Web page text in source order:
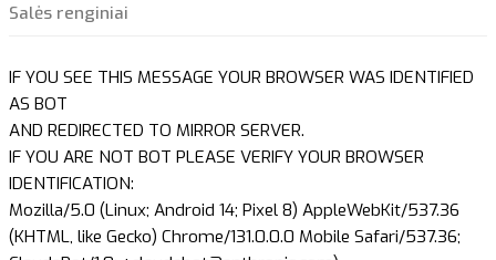
Salės renginiai
IF YOU SEE THIS MESSAGE YOUR BROWSER WAS IDENTIFIED
AS BOT
AND REDIRECTED TO MIRROR SERVER.
IF YOU ARE NOT BOT PLEASE VERIFY YOUR BROWSER
IDENTIFICATION:
Mozilla/5.0 (Linux; Android 14; Pixel 8) AppleWebKit/537.36
(KHTML, like Gecko) Chrome/131.0.0.0 Mobile Safari/537.36;